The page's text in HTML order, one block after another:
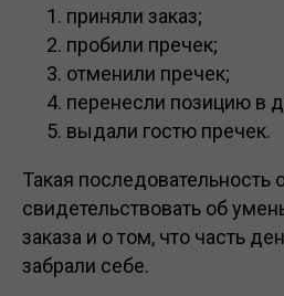
приняли заказ;
пробили пречек;
отменили пречек;
перенесли позицию в
выдали гостю пречек.
Такая последовательность
свидетельствовать об
заказа и о том, что часть
забрали себе.